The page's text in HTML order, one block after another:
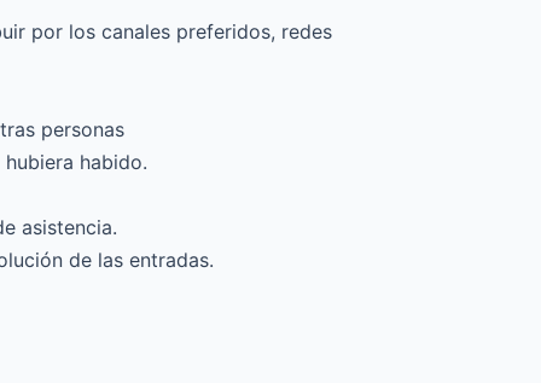
por los canales preferidos, redes
personas
habido.
asistencia.
de las entradas.